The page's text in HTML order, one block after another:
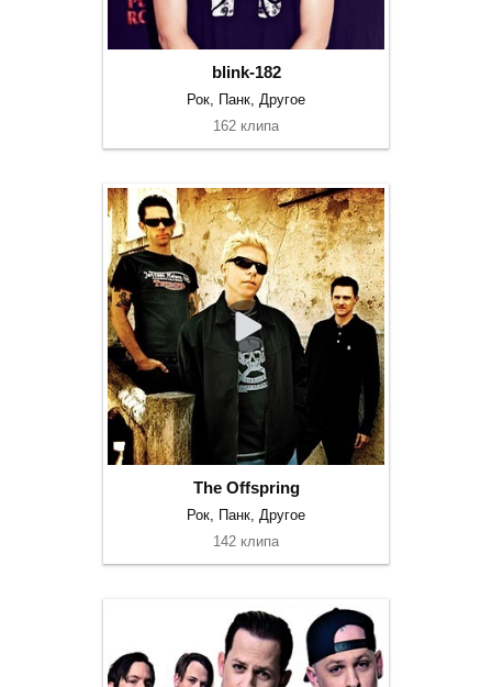
blink-182
Рок, Панк, Другое
162 клипа
The Offspring
Рок, Панк, Другое
142 клипа